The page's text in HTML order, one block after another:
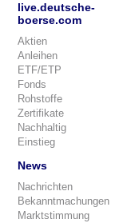
live.deutsche-
boerse.com
Aktien
Anleihen
ETF/ETP
Fonds
Rohstoffe
Zertifikate
Nachhaltig
Einstieg
News
Nachrichten
Bekanntmachungen
Marktstimmung